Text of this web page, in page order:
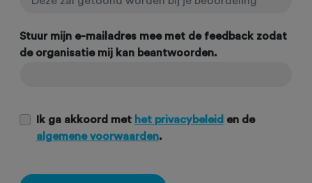
Stuur mijn e-mailadres mee met de feedback zodat
de organisatie mij kan beantwoorden.
Ik ga akkoord met het privacybeleid en de
algemene voorwaarden.